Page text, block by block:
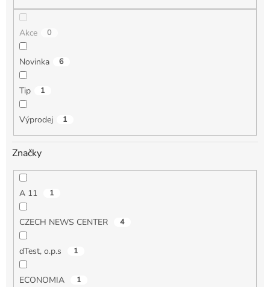
Akce 0
Novinka 6
Tip 1
Výprodej 1
Značky
A 11 1
CZECH NEWS CENTER 4
dTest, o.p.s 1
ECONOMIA 1